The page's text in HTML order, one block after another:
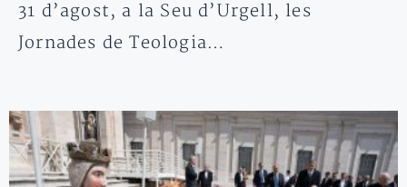
31 d’agost, a la Seu d’Urgell, les
Jornades de Teologia…